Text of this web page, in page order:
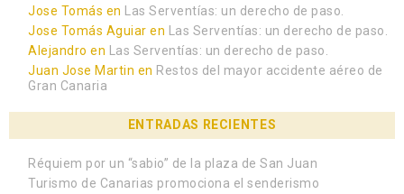
Jose Tomás en Las Serventías: un derecho de paso.
Jose Tomás Aguiar en Las Serventías: un derecho de paso.
Alejandro en Las Serventías: un derecho de paso.
Juan Jose Martin en Restos del mayor accidente aéreo de
Gran Canaria
ENTRADAS RECIENTES
Réquiem por un “sabio” de la plaza de San Juan
Turismo de Canarias promociona el senderismo